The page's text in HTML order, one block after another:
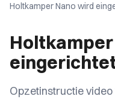
Holtkamper Nano wird
Opzetinstructie